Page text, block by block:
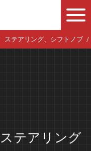
ステアリング、シフトノブ
テアリング